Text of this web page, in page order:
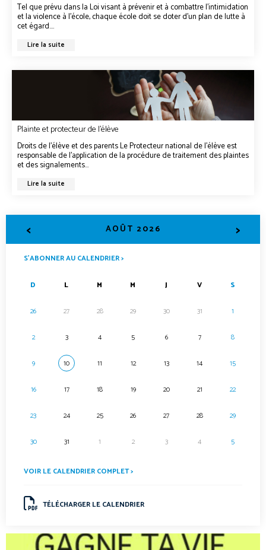
Tel que prévu dans la Loi visant à prévenir et à combattre l’intimidation
et la violence à l’école, chaque école doit se doter d’un plan de lutte à
cet égard....
Lire la suite
Plainte et protecteur de l’élève
Droits de l’élève et des parents Le Protecteur national de l’élève est
responsable de l’application de la procédure de traitement des plaintes
et des signalements...
Lire la suite
< AOÛT 2026 >
S’ABONNER AU CALENDRIER >
D L M M J V S
26 27 28 29 30 31 1
2 3 4 5 6 7 8
9 10 11 12 13 14 15
16 17 18 19 20 21 22
23 24 25 26 27 28 29
30 31 1 2 3 4 5
VOIR LE CALENDRIER COMPLET >
TÉLÉCHARGER LE CALENDRIER